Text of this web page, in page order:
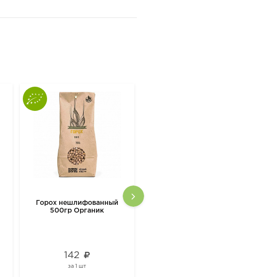
Горох нешлифованный
500гр Органик
142
за 1 шт